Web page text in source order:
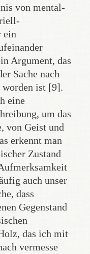
von mental-
ein
Argument, das
Sache nach
worden ist [9].
eine
um das
von Geist und
erkennt man
Zustand
auch unser
dass
Gegenstand
das ich mit
vermesse